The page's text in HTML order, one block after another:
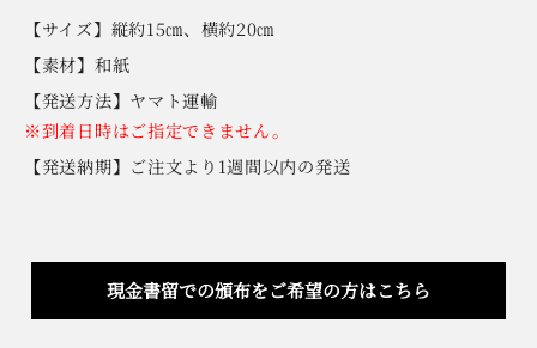
【サイズ】縦約15㎝、横約20㎝
【素材】和紙
【発送方法】ヤマト運輸
※到着日時はご指定できません。
【発送納期】ご注文より1週間以内の発送
現金書留での頒布をご希望の方はこちら